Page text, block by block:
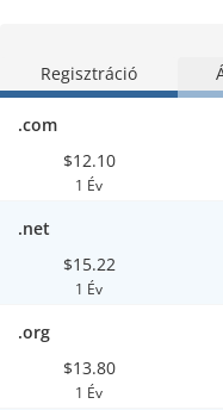
Regisztráció
.com
$12.10
1 Év
.net
$15.22
1 Év
.org
$13.80
1 Év